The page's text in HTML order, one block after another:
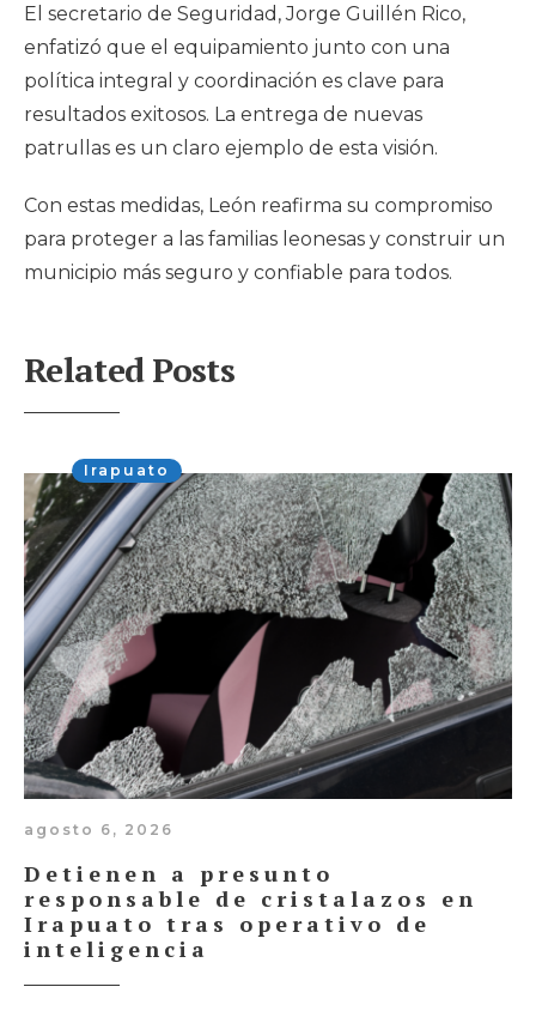
El secretario de Seguridad, Jorge Guillén Rico,
enfatizó que el equipamiento junto con una
política integral y coordinación es clave para
resultados exitosos. La entrega de nuevas
patrullas es un claro ejemplo de esta visión.
Con estas medidas, León reafirma su compromiso
para proteger a las familias leonesas y construir un
municipio más seguro y confiable para todos.
Related Posts
Irapuato
agosto 6, 2026
Detienen a presunto
responsable de cristalazos en
Irapuato tras operativo de
inteligencia